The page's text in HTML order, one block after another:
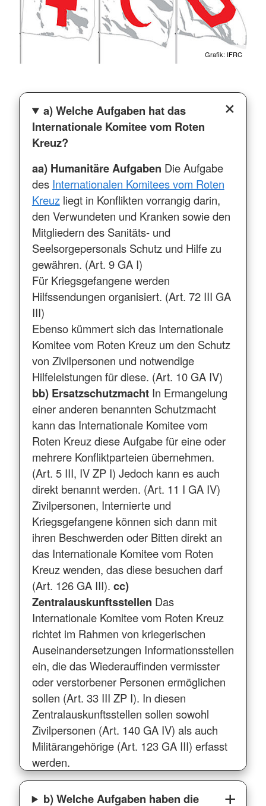
Grafik: IFRC
a) Welche Aufgaben hat das
Internationale Komitee vom Roten
Kreuz?
aa) Humanitäre Aufgaben Die Aufgabe
des Internationalen Komitees vom Roten
Kreuzliegt in Konflikten vorrangig darin,
den Verwundeten und Kranken sowie den
Mitgliedern des Sanitäts- und
Seelsorgepersonals Schutz und Hilfe zu
gewähren. (Art. 9 GA I)
Für Kriegsgefangene werden
Hilfssendungen organisiert. (Art. 72 III GA
III)
Ebenso kümmert sich das Internationale
Komitee vom Roten Kreuz um den Schutz
von Zivilpersonen und notwendige
Hilfeleistungen für diese. (Art. 10 GA IV)
bb) ErsatzschutzmachtIn Ermangelung
einer anderen benannten Schutzmacht
kann das Internationale Komitee vom
Roten Kreuz diese Aufgabe für eine oder
mehrere Konfliktparteien übernehmen.
(Art. 5 III, IV ZP I) Jedoch kann es auch
direkt benannt werden. (Art. 11 I GA IV)
Zivilpersonen, Internierte und
Kriegsgefangene können sich dann mit
ihren Beschwerden oder Bitten direkt an
das Internationale Komitee vom Roten
Kreuz wenden, das diese besuchen darf
(Art. 126 GA III). cc)
Zentralauskunftsstellen Das
Internationale Komitee vom Roten Kreuz
richtet im Rahmen von kriegerischen
Auseinandersetzungen Informationsstellen
ein, die das Wiederauffinden vermisster
oder verstorbener Personen ermöglichen
sollen (Art. 33 III ZP I). In diesen
Zentralauskunftsstellen sollen sowohl
Zivilpersonen (Art. 140 GA IV) als auch
Militärangehörige (Art. 123 GA III) erfasst
werden.
b) Welche Aufgaben haben die